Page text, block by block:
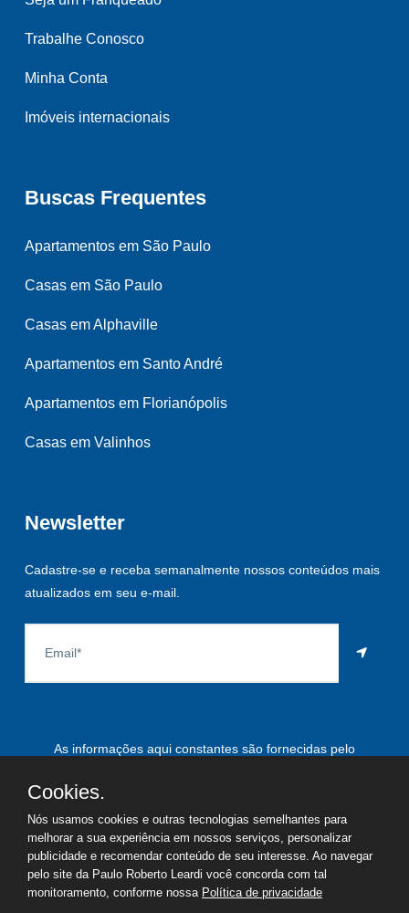
Trabalhe Conosco
Minha Conta
Imóveis internacionais
Buscas Frequentes
Apartamentos em São Paulo
Casas em São Paulo
Casas em Alphaville
Apartamentos em Santo André
Apartamentos em Florianópolis
Casas em Valinhos
Newsletter
Cadastre-se e receba semanalmente nossos conteúdos mais
atualizados em seu e-mail.
As informações aqui constantes são fornecidas pelo
©2026 Copyright - Paulo Roberto Leardi | Todos os direitos
reservados
Cookies.
Nós usamos cookies e outras tecnologias semelhantes para
melhorar a sua experiência em nossos serviços, personalizar
publicidade e recomendar conteúdo de seu interesse. Ao navegar
pelo site da Paulo Roberto Leardi você concorda com tal
monitoramento, conforme nossa Política de privacidade